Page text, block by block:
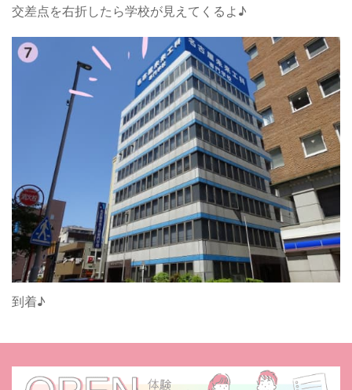
交差点を右折したら学校が見えてくるよ♪
到着♪